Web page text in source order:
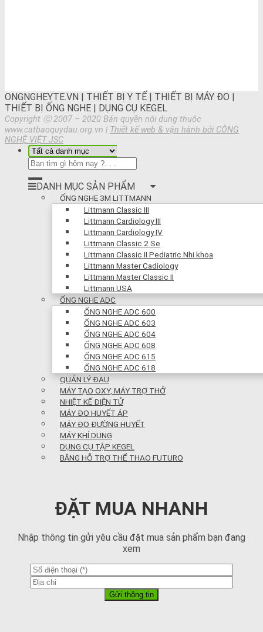
ONGNGHEYTE.VN | THIẾT BỊ Y TẾ | THIẾT BỊ MÁY ĐO |
THIẾT BỊ ỐNG NGHE | DỤNG CỤ KEGEL
Copyright ⓒ 2007 – 2020 Bản quyền nội dung thuộc
www.catbaoquydau.org.vn | Thiết kế web & vận hành bởi CÔNG
NGHỆ VIỆT JSC
DANH MỤC SẢN PHẨM
ỐNG NGHE 3M LITTMANN
Littmann Classic III
Littmann Cardiology III
Littmann Cardiology IV
Littmann Classic 2 Se
Littmann Classic II Pediatric Nhi khoa
Littmann Master Cadiology
Littmann Master Classic II
Littmann USA
ỐNG NGHE ADC
ỐNG NGHE ADC 600
ỐNG NGHE ADC 603
ỐNG NGHE ADC 604
ỐNG NGHE ADC 608
ỐNG NGHE ADC 615
ỐNG NGHE ADC 618
QUẢN LÝ ĐAU
MÁY TẠO OXY, MÁY TRỢ THỞ
NHIỆT KẾ ĐIỆN TỬ
MÁY ĐO HUYẾT ÁP
MÁY ĐO ĐƯỜNG HUYẾT
MÁY KHÍ DUNG
DỤNG CỤ TẬP KEGEL
BĂNG HỖ TRỢ THỂ THAO FUTURO
ĐẶT MUA NHANH
Nhập thông tin gửi yêu cầu đặt mua sản phẩm bạn đang
xem